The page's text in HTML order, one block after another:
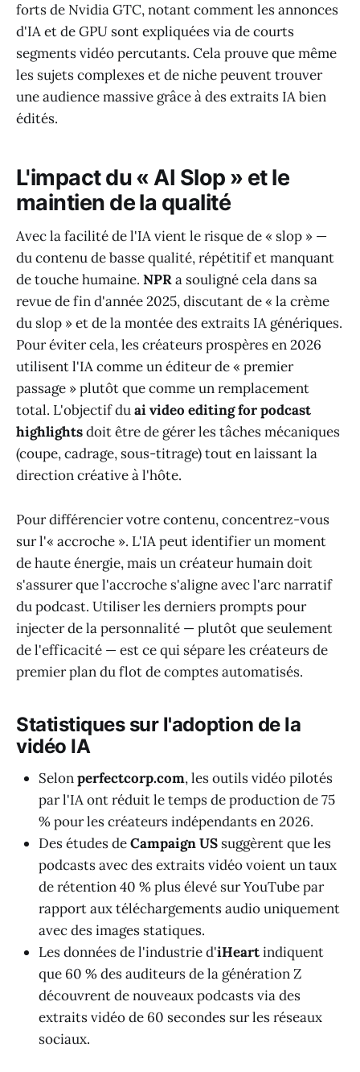
forts de Nvidia GTC, notant comment les annonces
d'IA et de GPU sont expliquées via de courts
segments vidéo percutants. Cela prouve que même
les sujets complexes et de niche peuvent trouver
une audience massive grâce à des extraits IA bien
édités.
L'impact du « AI Slop » et le
maintien de la qualité
Avec la facilité de l'IA vient le risque de « slop » —
du contenu de basse qualité, répétitif et manquant
de touche humaine. NPRa souligné cela dans sa
revue de fin d'année 2025, discutant de « la crème
du slop » et de la montée des extraits IA génériques.
Pour éviter cela, les créateurs prospères en 2026
utilisent l'IA comme un éditeur de « premier
passage » plutôt que comme un remplacement
total. L'objectif duai video editing for podcast
highlightsdoit être de gérer les tâches mécaniques
(coupe, cadrage, sous-titrage) tout en laissant la
direction créative à l'hôte.
Pour différencier votre contenu, concentrez-vous
sur l'« accroche ». L'IA peut identifier un moment
de haute énergie, mais un créateur humain doit
s'assurer que l'accroche s'aligne avec l'arc narratif
du podcast. Utiliser les derniers prompts pour
injecter de la personnalité — plutôt que seulement
de l'efficacité — est ce qui sépare les créateurs de
premier plan du flot de comptes automatisés.
Statistiques sur l'adoption de la
vidéo IA
Selonperfectcorp.com, les outils vidéo pilotés
par l'IA ont réduit le temps de production de 75
% pour les créateurs indépendants en 2026.
Des études deCampaign US suggèrent que les
podcasts avec des extraits vidéo voient un taux
de rétention 40 % plus élevé sur YouTube par
rapport aux téléchargements audio uniquement
avec des images statiques.
Les données de l'industrie d'iHeartindiquent
que 60 % des auditeurs de la génération Z
découvrent de nouveaux podcasts via des
extraits vidéo de 60 secondes sur les réseaux
sociaux.